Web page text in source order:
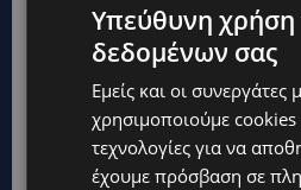
Υπεύθυνη
δεδομένων σας
Εμείς και οι συνεργάτες
χρησιμοποιούμε cookies
τεχνολογίες για να
έχουμε πρόσβαση σε